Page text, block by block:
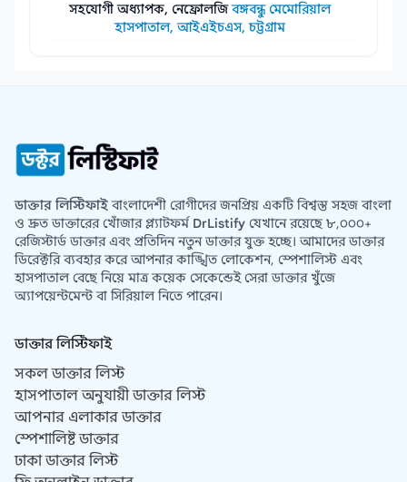
সহযোগী অধ্যাপক, নেফ্রোলজিবঙ্গবন্ধু মেমোরিয়াল
হাসপাতাল, আইএইচএস, চট্টগ্রাম
ডাক্তার লিস্টিফাইবাংলাদেশী রোগীদের জনপ্রিয় একটি বিশ্বস্ত সহজ বাংলা
ও দ্রুত ডাক্তারের খোঁজার প্ল্যাটফর্ম DrListify যেখানে রয়েছে ৮,০০০+
রেজিস্টার্ড ডাক্তার এবং প্রতিদিন নতুন ডাক্তার যুক্ত হচ্ছে। আমাদের ডাক্তার
ডিরেক্টরি ব্যবহার করে আপনার কাঙ্খিত লোকেশন, স্পেশালিস্ট এবং
হাসপাতাল বেছে নিয়ে মাত্র কয়েক সেকেন্ডেই সেরা ডাক্তার খুঁজে
অ্যাপয়েন্টমেন্ট বা সিরিয়াল নিতে পারেন।
ডাক্তার লিস্টিফাই
সকল ডাক্তার লিস্ট
হাসপাতাল অনুযায়ী ডাক্তার লিস্ট
আপনার এলাকার ডাক্তার
স্পেশালিষ্ট ডাক্তার
ঢাকা ডাক্তার লিস্ট